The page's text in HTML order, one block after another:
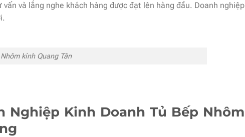
và lắng nghe khách hàng được đạt lên hàng đầu. Doanh nghiệp
kính Quang Tân
Nghiệp Kinh Doanh Tủ Bếp Nhôm